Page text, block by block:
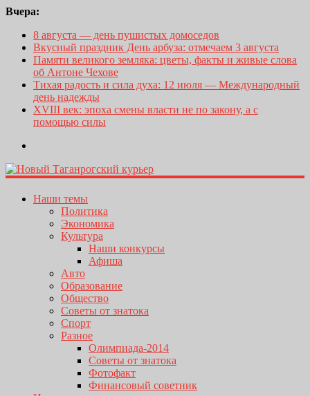
Вчера:
8 августа — день пушистых домоседов
Вкусный праздник День арбуза: отмечаем 3 августа
Памяти великого земляка: цветы, факты и живые слова
об Антоне Чехове
Тихая радость и сила духа: 12 июля — Международный
день надежды
XVIII век: эпоха смены власти не по закону, а с
помощью силы
Наши темы
Политика
Экономика
Культура
Наши конкурсы
Афиша
Авто
Образование
Общество
Советы от знатока
Спорт
Разное
Олимпиада-2014
Советы от знатока
Фотофакт
Финансовый советник